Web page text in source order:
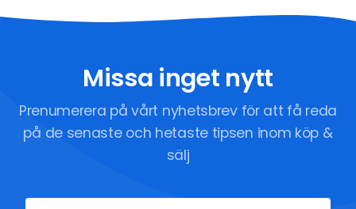
Missa inget nytt
Prenumerera på vårt nyhetsbrev för att få reda
på de senaste och hetaste tipsen inom köp &
sälj